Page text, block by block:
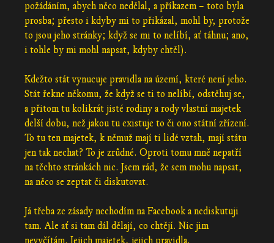
požádáním, abych něco nedělal, a příkazem – toto byla
prosba; přesto i kdyby mi to přikázal, mohl by, protože
to jsou jeho stránky; když se mi to nelíbí, ať táhnu; ano,
i tohle by mi mohl napsat, kdyby chtěl).
Kdežto stát vynucuje pravidla na území, které není jeho.
Stát řekne někomu, že když se ti to nelíbí, odstěhuj se,
a přitom tu kolikrát jisté rodiny a rody vlastní majetek
delší dobu, než jakou tu existuje to či ono státní zřízení.
To tu ten majetek, k němuž mají ti lidé vztah, mají státu
jen tak nechat? To je zrůdné. Oproti tomu mně nepatří
na těchto stránkách nic. Jsem rád, že sem mohu napsat,
na něco se zeptat či diskutovat.
Já třeba ze zásady nechodím na Facebook a nediskutuji
tam. Ale ať si tam dál dělají, co chtějí. Nic jim
nevyčítám. Jejich majetek, jejich pravidla.